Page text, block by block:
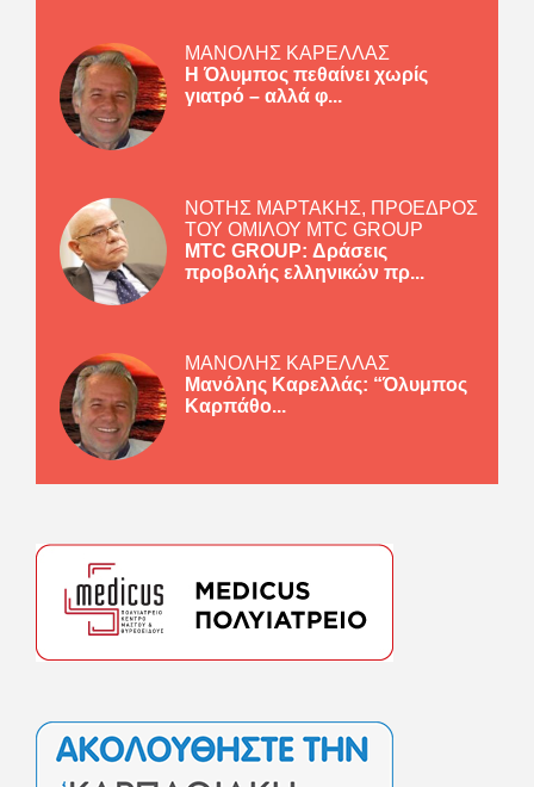
ΜΑΝΟΛΗΣ ΚΑΡΕΛΛΑΣ
Η Όλυμπος πεθαίνει χωρίς
γιατρό – αλλά φ...
ΝΟΤΗΣ ΜΑΡΤΑΚΗΣ, ΠΡΟΕΔΡΟΣ
ΤΟΥ ΟΜΙΛΟΥ MTC GROUP
MTC GROUP: Δράσεις
προβολής ελληνικών πρ...
ΜΑΝΟΛΗΣ ΚΑΡΕΛΛΑΣ
Μανόλης Καρελλάς: “Όλυμπος
Καρπάθο...